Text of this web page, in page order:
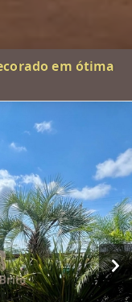
em ótima